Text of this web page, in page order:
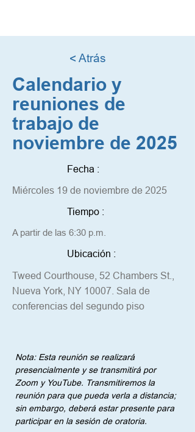
< Atrás
Calendario y
reuniones de
trabajo de
noviembre de 2025
Fecha :
Miércoles 19 de noviembre de 2025
Tiempo :
A partir de las 6:30 p.m.
Ubicación :
Tweed Courthouse, 52 Chambers St.,
Nueva York, NY 10007. Sala de
conferencias del segundo piso
Nota: Esta reunión se realizará
presencialmente y se transmitirá por
Zoom y YouTube. Transmitiremos la
reunión para que pueda verla a distancia;
sin embargo, deberá estar presente para
participar en la sesión de oratoria.